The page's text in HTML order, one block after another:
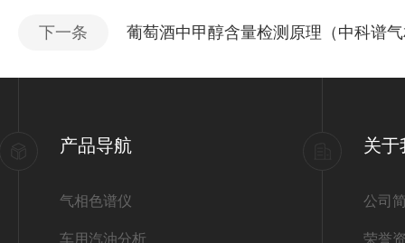
下一条 葡萄酒中甲醇含量检测原理（中科谱
产品导航
气相色谱仪
车用汽油分析
关于
公司
荣誉